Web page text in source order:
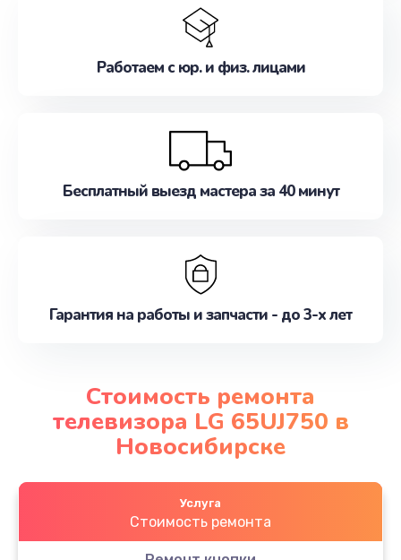
Работаем с юр. и физ. лицами
Бесплатный выезд мастера за 40 минут
Гарантия на работы и запчасти - до 3-х лет
Стоимость ремонта
телевизора LG 65UJ750 в
Новосибирске
Услуга
Стоимость ремонта